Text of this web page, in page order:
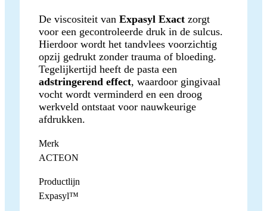
De viscositeit van Expasyl Exact zorgt
voor een gecontroleerde druk in de sulcus.
Hierdoor wordt het tandvlees voorzichtig
opzij gedrukt zonder trauma of bloeding.
Tegelijkertijd heeft de pasta een
adstringerend effect, waardoor gingivaal
vocht wordt verminderd en een droog
werkveld ontstaat voor nauwkeurige
afdrukken.
Merk
ACTEON
Productlijn
Expasyl™